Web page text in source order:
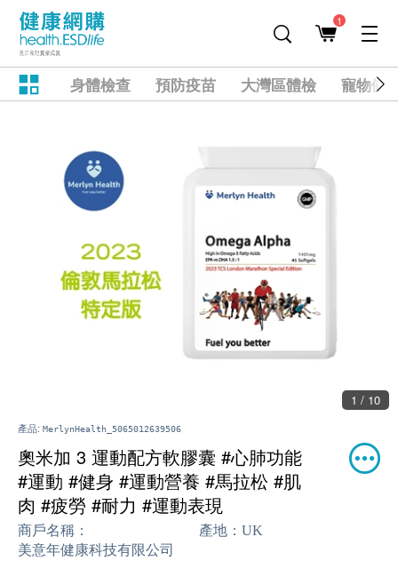
1
身體檢查 預防疫苗 大灣區體檢 寵物健
1 / 10
產品: MerlynHealth_5065012639506
奧米加 3 運動配方軟膠囊 #心肺功能
#運動 #健身 #運動營養 #馬拉松 #肌
肉 #疲勞 #耐力 #運動表現
商戶名稱：
美意年健康科技有限公司
產地： UK